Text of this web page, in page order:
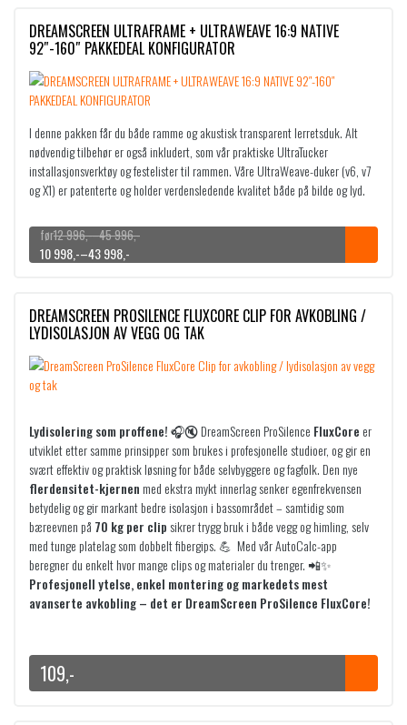
r
i
n
e
i
g
p
r
s
v
:
7
9
9
,
-
.
æ
r
n
d
p
r
i
s
r
:
9
9
,
.
DREAMSCREEN ULTRAFRAME + ULTRAWEAVE 16:9 NATIVE
92″-160″ PAKKEDEAL KONFIGURATOR
I denne pakken får du både ramme og akustisk transparent lerretsduk. Alt
nødvendig tilbehør er også inkludert, som vår praktiske UltraTucker
installasjonsverktøy og festelister til rammen. Våre UltraWeave-duker (v6, v7
og X1) er patenterte og holder verdensledende kvalitet både på bilde og lyd.
12 996,-–45 996,-
P
r
i
m
r
å
d
e
2
9
9
6
,
-
t
i
l
4
9
9
O
r
i
n
e
i
g
p
r
i
s
v
a
r
:
9
9
10 998,-–43 998,-
P
s
o
r
å
e
9
l
4
3
N
æ
r
n
d
p
r
i
s
e
r
:
1
0
8
,
-
DREAMSCREEN PROSILENCE FLUXCORE CLIP FOR AVKOBLING /
LYDISOLASJON AV VEGG OG TAK
Lydisolering som proffene! 🎧🔇DreamScreen ProSilence FluxCore er
utviklet etter samme prinsipper som brukes i profesjonelle studioer, og gir en
svært effektiv og praktisk løsning for både selvbyggere og fagfolk. Den nye
flerdensitet-kjernen med ekstra mykt innerlag senker egenfrekvensen
betydelig og gir markant bedre isolasjon i bassområdet – samtidig som
bæreevnen på 70 kg per clipsikrer trygg bruk i både vegg og himling, selv
med tunge platelag som dobbelt fibergips. 💪 Med vår AutoCalc-app
beregner du enkelt hvor mange clips og materialer du trenger. 📲✨
Profesjonell ytelse, enkel montering og markedets mest
avanserte avkobling – det er DreamScreen ProSilence FluxCore!
109,-